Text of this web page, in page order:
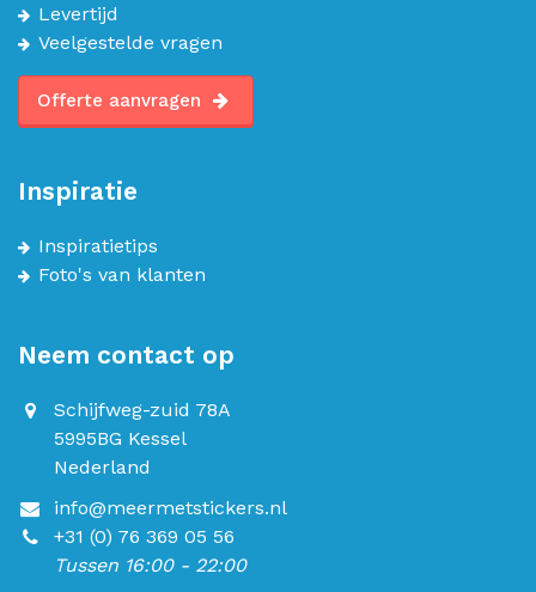
Levertijd
Veelgestelde vragen
Offerte aanvragen
Inspiratie
Inspiratietips
Foto's van klanten
Neem contact op
Schijfweg-zuid 78A
5995BG Kessel
Nederland
info@meermetstickers.nl
+31 (0) 76 369 05 56
Tussen 16:00 - 22:00